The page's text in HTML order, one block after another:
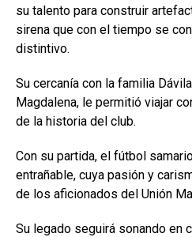
su talento para construir
sirena que con el tiempo se
distintivo.
Su cercanía con la familia
Magdalena, le permitió viajar
de la historia del club.
Con su partida, el fútbol
entrañable, cuya pasión y
de los aficionados del Unión
Su legado seguirá sonando en